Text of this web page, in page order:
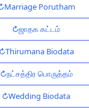
Marriage Porutham
ஜாதக கட்டம்
Thirumana Biodata
நட்சத்திர பொருத்தம்
Wedding Biodata